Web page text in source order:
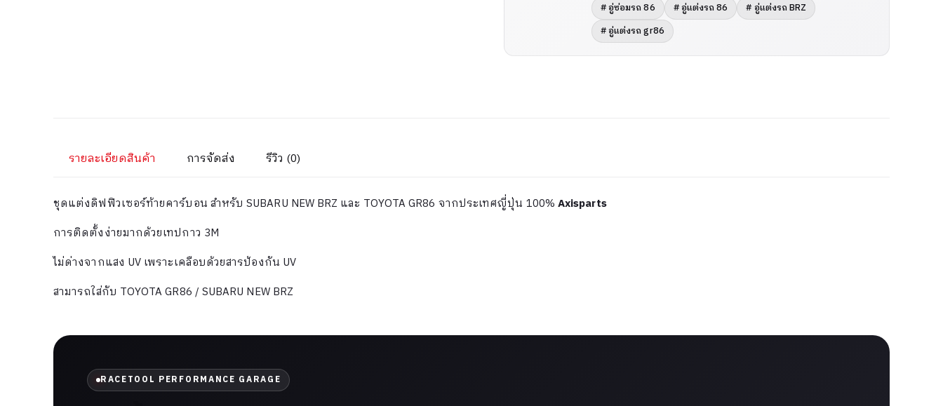
# อู่ซ่อมรถ 86
# อู่แต่งรถ 86
# อู่แต่งรถ BRZ
# อู่แต่งรถ gr86
รายละเอียดสินค้า การจัดส่ง รีวิว (0)
ชุดแต่งดิฟฟิวเซอร์ท้ายคาร์บอน สำหรับ SUBARU NEW BRZ และ TOYOTA GR86 จากประเทศญี่ปุ่น 100% Axisparts
การติดตั้งง่ายมากด้วยเทปกาว 3M
ไม่ด่างจากแสง UV เพราะเคลือบด้วยสารป้องกัน UV
สามารถใส่กับ TOYOTA GR86 / SUBARU NEW BRZ
RACETOOL PERFORMANCE GARAGE